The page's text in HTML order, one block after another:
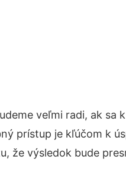
veľmi radi, ak sa
prístup je kľúčom k
že výsledok bude